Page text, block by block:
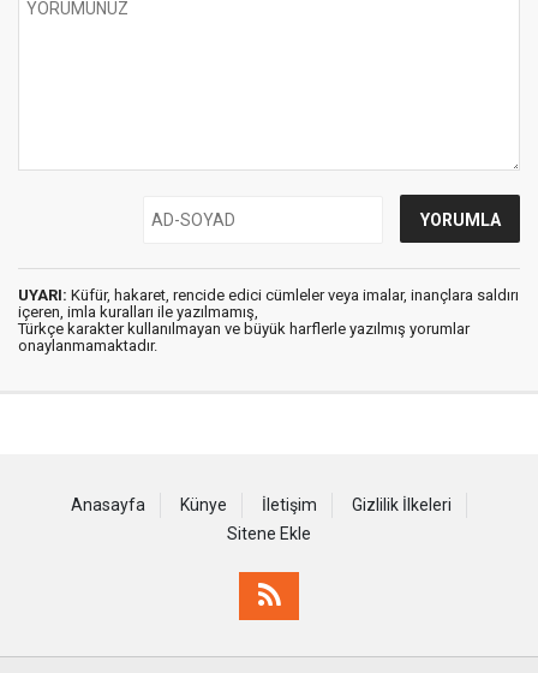
UYARI: Küfür, hakaret, rencide edici cümleler veya imalar, inançlara saldırı
içeren, imla kuralları ile yazılmamış,
Türkçe karakter kullanılmayan ve büyük harflerle yazılmış yorumlar
onaylanmamaktadır.
Anasayfa Künye İletişim
Gizlilik İlkeleri
Sitene Ekle